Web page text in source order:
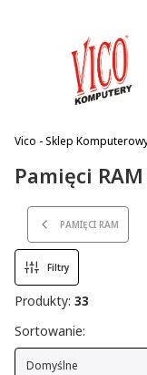
Vico - Sklep
Pamięci
PAMIĘCI RAM
Filtry
Produkty: 33
Lista produktów
Sortowanie:
Domyślne